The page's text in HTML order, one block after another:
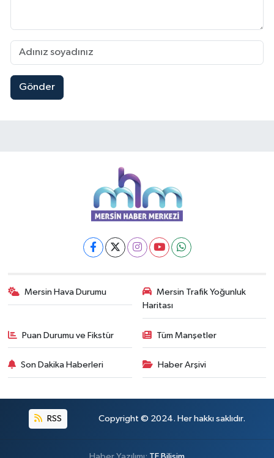
Gönder
Mersin Hava Durumu
Mersin Trafik Yoğunluk
Haritası
Puan Durumu ve Fikstür Tüm Manşetler
Son Dakika Haberleri Haber Arşivi
RSS Copyright © 2024. Her hakkı saklıdır.